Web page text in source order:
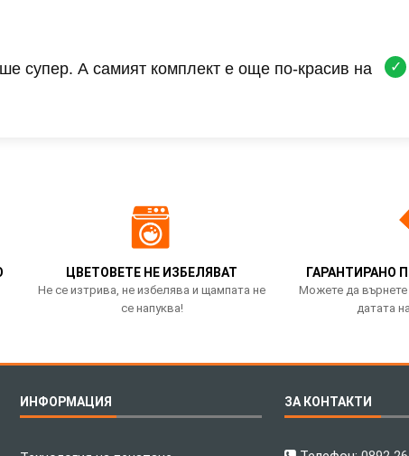
супер. А самият комплект е още по-красив на
✓
ЦВЕТОВЕТЕ НЕ ИЗБЕЛЯВАТ
Не се изтрива, не избелява и щампата не
се напуква!
ГАРАНТИРАНО
Можете да върнете
датата
ИНФОРМАЦИЯ ЗА КОНТАКТИ